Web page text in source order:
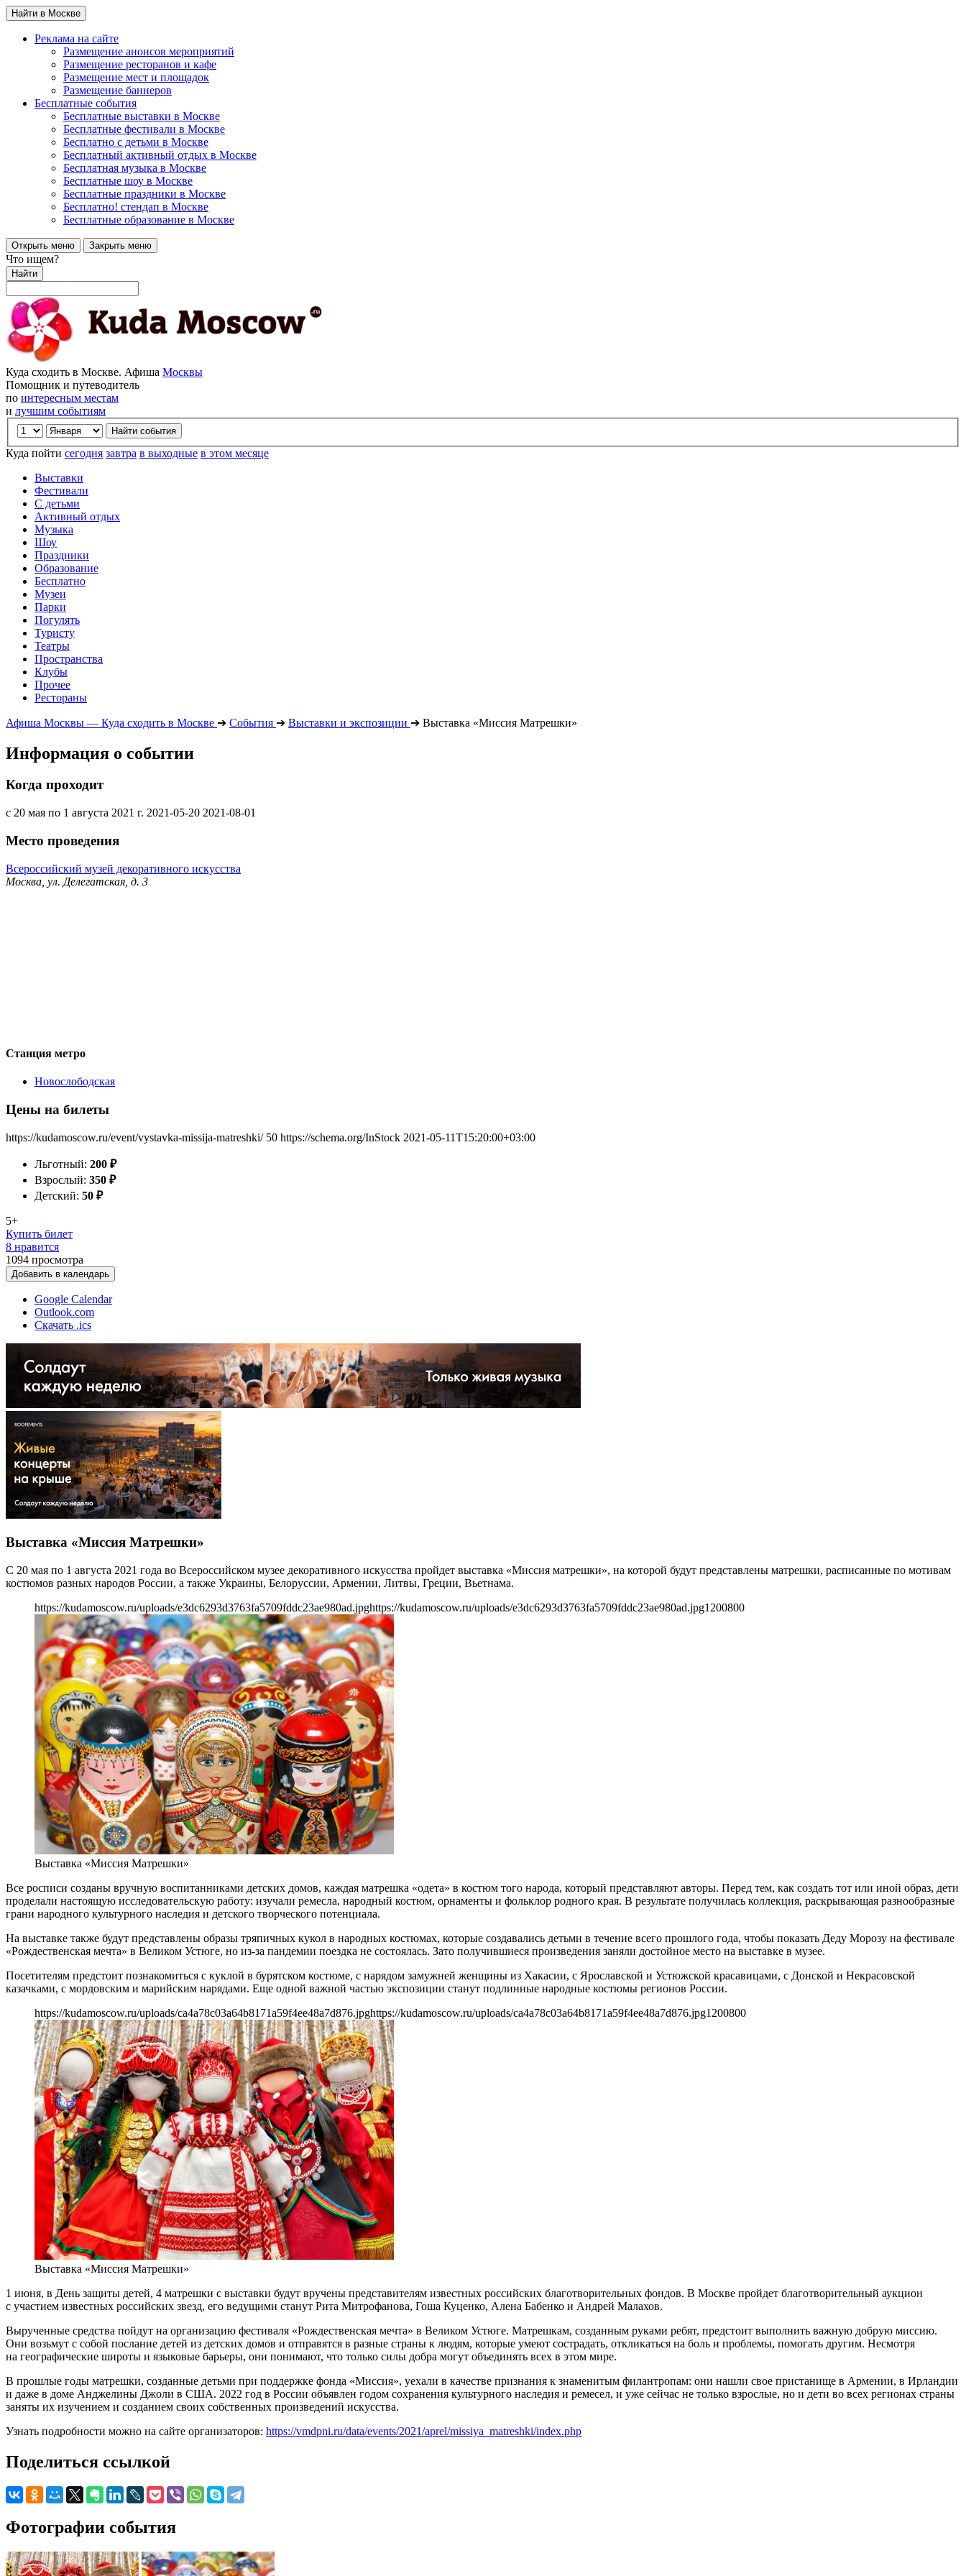
Найти в Москве
Реклама на сайте
Размещение анонсов мероприятий
Размещение ресторанов и кафе
Размещение мест и площадок
Размещение баннеров
Бесплатные события
Бесплатные выставки в Москве
Бесплатные фестивали в Москве
Бесплатно с детьми в Москве
Бесплатный активный отдых в Москве
Бесплатная музыка в Москве
Бесплатные шоу в Москве
Бесплатные праздники в Москве
Бесплатно! стендап в Москве
Бесплатные образование в Москве
Открыть меню Закрыть меню
Что ищем?
Найти
Куда сходить в Москве. Афиша Москвы
Помощник и путеводитель
по интересным местам
и лучшим событиям
Куда пойти сегодня завтра в выходные в этом месяце
Выставки
Фестивали
С детьми
Активный отдых
Музыка
Шоу
Праздники
Образование
Бесплатно
Музеи
Парки
Погулять
Туристу
Театры
Пространства
Клубы
Прочее
Рестораны
Афиша Москвы — Куда сходить в Москве ➔ События ➔ Выставки и экспозиции ➔ Выставка «Миссия Матрешки»
Информация о событии
Когда проходит
с 20 мая по 1 августа 2021 г. 2021-05-20 2021-08-01
Место проведения
Всероссийский музей декоративного искусства
Москва, ул. Делегатская, д. 3
Станция метро
Новослободская
Цены на билеты
https://kudamoscow.ru/event/vystavka-missija-matreshki/ 50 https://schema.org/InStock 2021-05-11T15:20:00+03:00
Льготный: 200 ₽
Взрослый: 350 ₽
Детский: 50 ₽
5+
Купить билет
8 нравится
1094 просмотра
Добавить в календарь
Google Calendar
Outlook.com
Скачать .ics
Выставка «Миссия Матрешки»
С 20 мая по 1 августа 2021 года во Всероссийском музее декоративного искусства пройдет выставка «Миссия матрешки», на которой будут представлены матрешки, расписанные по мотивам
костюмов разных народов России, а также Украины, Белоруссии, Армении, Литвы, Греции, Вьетнама.
https://kudamoscow.ru/uploads/e3dc6293d3763fa5709fddc23ae980ad.jpghttps://kudamoscow.ru/uploads/e3dc6293d3763fa5709fddc23ae980ad.jpg1200800
Выставка «Миссия Матрешки»
Все росписи созданы вручную воспитанниками детских домов, каждая матрешка «одета» в костюм того народа, который представляют авторы. Перед тем, как создать тот или иной образ, дети
проделали настоящую исследовательскую работу: изучали ремесла, народный костюм, орнаменты и фольклор родного края. В результате получилась коллекция, раскрывающая разнообразные
грани народного культурного наследия и детского творческого потенциала.
На выставке также будут представлены образы тряпичных кукол в народных костюмах, которые создавались детьми в течение всего прошлого года, чтобы показать Деду Морозу на фестивале
«Рождественская мечта» в Великом Устюге, но из-за пандемии поездка не состоялась. Зато получившиеся произведения заняли достойное место на выставке в музее.
Посетителям предстоит познакомиться с куклой в бурятском костюме, с нарядом замужней женщины из Хакасии, с Ярославской и Устюжской красавицами, с Донской и Некрасовской
казачками, с мордовским и марийским нарядами. Еще одной важной частью экспозиции станут подлинные народные костюмы регионов России.
https://kudamoscow.ru/uploads/ca4a78c03a64b8171a59f4ee48a7d876.jpghttps://kudamoscow.ru/uploads/ca4a78c03a64b8171a59f4ee48a7d876.jpg1200800
Выставка «Миссия Матрешки»
1 июня, в День защиты детей, 4 матрешки с выставки будут вручены представителям известных российских благотворительных фондов. В Москве пройдет благотворительный аукцион
с участием известных российских звезд, его ведущими станут Рита Митрофанова, Гоша Куценко, Алена Бабенко и Андрей Малахов.
Вырученные средства пойдут на организацию фестиваля «Рождественская мечта» в Великом Устюге. Матрешкам, созданным руками ребят, предстоит выполнить важную добрую миссию.
Они возьмут с собой послание детей из детских домов и отправятся в разные страны к людям, которые умеют сострадать, откликаться на боль и проблемы, помогать другим. Несмотря
на географические широты и языковые барьеры, они понимают, что только силы добра могут объединять всех в этом мире.
В прошлые годы матрешки, созданные детьми при поддержке фонда «Миссия», уехали в качестве признания к знаменитым филантропам: они нашли свое пристанище в Армении, в Ирландии
и даже в доме Анджелины Джоли в США. 2022 год в России объявлен годом сохранения культурного наследия и ремесел, и уже сейчас не только взрослые, но и дети во всех регионах страны
заняты их изучением и созданием своих собственных произведений искусства.
Узнать подробности можно на сайте организаторов: https://vmdpni.ru/data/events/2021/aprel/missiya_matreshki/index.php
Поделиться ссылкой
Фотографии события